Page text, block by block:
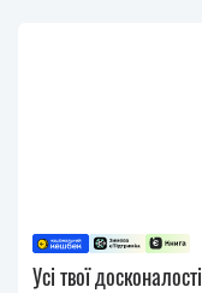
Усі твої досконалості